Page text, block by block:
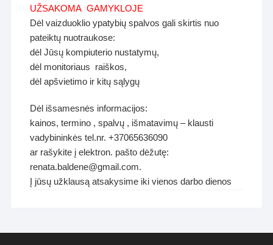
UŽSAKOMA GAMYKLOJE
Dėl vaizduoklio ypatybių spalvos gali skirtis nuo
pateiktų nuotraukose:
dėl Jūsų kompiuterio nustatymų,
dėl monitoriaus raiškos,
dėl apšvietimo ir kitų sąlygų
Dėl išsamesnės informacijos:
kainos, termino , spalvų , išmatavimų – klausti
vadybininkės tel.nr. +37065636090
ar rašykite į elektron. pašto dėžutę:
renata.baldene@gmail.com.
Į jūsų užklausą atsakysime iki vienos darbo dienos